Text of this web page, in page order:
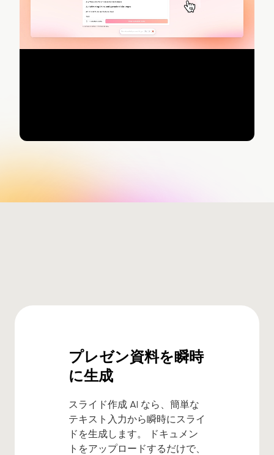
プレゼン資料を瞬時
に生成
スライド作成 AI なら、簡単な
テキスト入力から瞬時にスライ
ドを生成します。 ドキュメン
トをアップロードするだけで、